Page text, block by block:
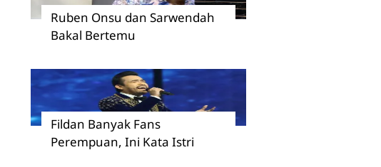
Ruben Onsu dan Sarwendah
Bakal Bertemu
Fildan Banyak Fans
Perempuan, Ini Kata Istri